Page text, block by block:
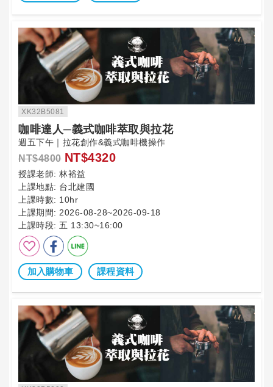
XK32B5081
咖啡達人─義式咖啡萃取與拉花
週五下午｜拉花創作&義式咖啡機操作
NT$4800 NT$4320
授課老師: 林裕益
上課地點: 台北建國
上課時數: 10hr
上課期間: 2026-08-28~2026-09-18
上課時段: 五 13:30~16:00
加入購物車 課程資料